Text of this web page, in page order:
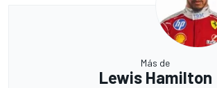
Más de
Lewis Hamilton